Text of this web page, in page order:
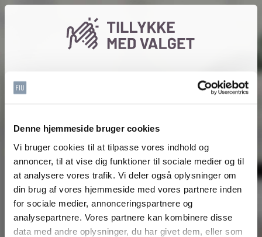
Denne hjemmeside bruger cookies
Vi bruger cookies til at tilpasse vores indhold og
annoncer, til at vise dig funktioner til sociale medier og til
at analysere vores trafik. Vi deler også oplysninger om
din brug af vores hjemmeside med vores partnere inden
for sociale medier, annonceringspartnere og
analysepartnere. Vores partnere kan kombinere disse
data med andre oplysninger, du har givet dem, eller som
Gå på opdagelse i de opgaver du kan vælge mellem som
tillidsrepræsentant eller som
lokalafdeling og dit tillidshverv og se din skræddersyede
Vælg forbund